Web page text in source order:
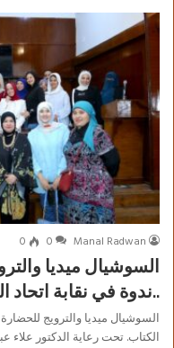
Manal Radwan
0
0
السوشيال ميديا
..ندوة في نقابة اتحاد
السوشيال ميديا والترويج
الكتاب. تحت رعاية الدكتور علاء